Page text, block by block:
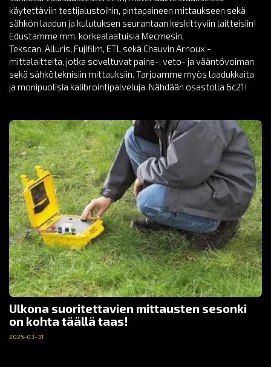
käytettäviin testijalustoihin, pintapaineen mittaukseen sekä
sähkön laadun ja kulutuksen seurantaan keskittyviin laitteisiin!
Edustamme mm. korkealaatuisia Mecmesin,
Tekscan, Alluris, Fujifilm, ETL sekä Chauvin Arnoux -
mittalaitteita, jotka soveltuvat paine-, veto- ja vääntövoiman
sekä sähköteknisiin mittauksiin. Tarjoamme myös laadukkaita
ja monipuolisia kalibrointipalveluja. Nähdään osastolla 6c21!
Ulkona suoritettavien mittausten sesonki
on kohta täällä taas!
2025-03-31